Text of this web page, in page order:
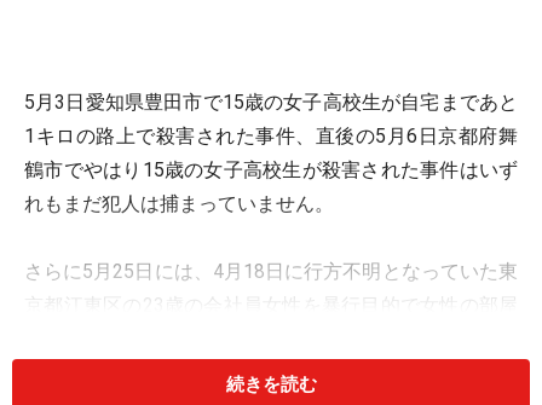
5月3日愛知県豊田市で15歳の女子高校生が自宅まであと
1キロの路上で殺害された事件、直後の5月6日京都府舞
鶴市でやはり15歳の女子高校生が殺害された事件はいず
れもまだ犯人は捕まっていません。
さらに5月25日には、4月18日に行方不明となっていた東
京都江東区の23歳の会社員女性を暴行目的で女性の部屋
ほのめかす供述をしています。
続きを読む